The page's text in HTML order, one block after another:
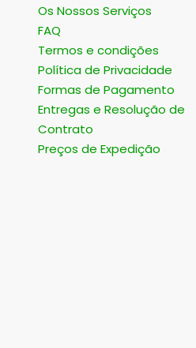
Os Nossos Serviços
FAQ
Termos e condições
Política de Privacidade
Formas de Pagamento
Entregas e Resolução de
Contrato
Preços de Expedição